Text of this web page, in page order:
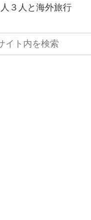
人３人と海外旅行